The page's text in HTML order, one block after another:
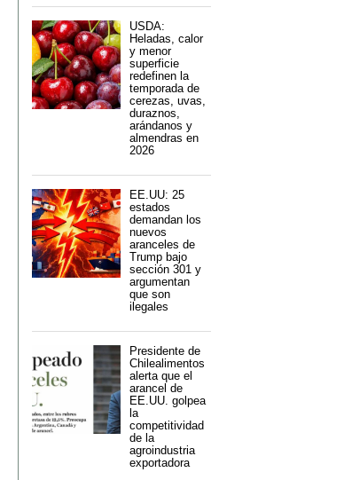
USDA:
Heladas, calor
y menor
superficie
redefinen la
temporada de
cerezas, uvas,
duraznos,
arándanos y
almendras en
2026
EE.UU: 25
estados
demandan los
nuevos
aranceles de
Trump bajo
sección 301 y
argumentan
que son
ilegales
Presidente de
Chilealimentos
alerta que el
arancel de
EE.UU. golpea
la
competitividad
de la
agroindustria
exportadora